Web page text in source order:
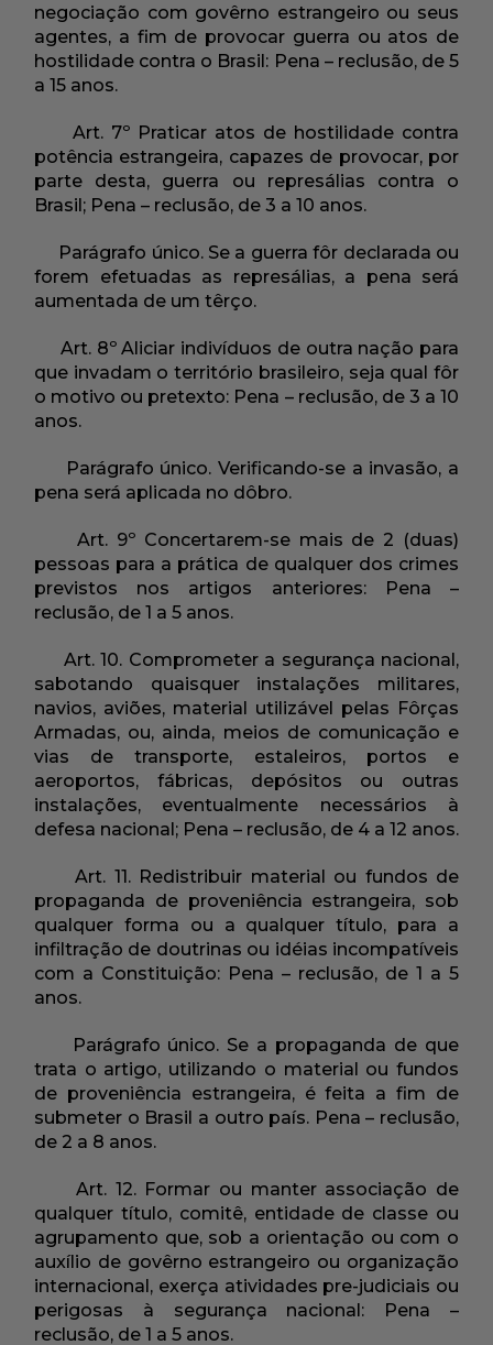
negociação com govêrno estrangeiro ou seus
agentes, a fim de provocar guerra ou atos de
hostilidade contra o Brasil: Pena – reclusão, de 5
a 15 anos.
Art. 7º Praticar atos de hostilidade contra
potência estrangeira, capazes de provocar, por
parte desta, guerra ou represálias contra o
Brasil; Pena – reclusão, de 3 a 10 anos.
Parágrafo único. Se a guerra fôr declarada ou
forem efetuadas as represálias, a pena será
aumentada de um têrço.
Art. 8º Aliciar indivíduos de outra nação para
que invadam o território brasileiro, seja qual fôr
o motivo ou pretexto: Pena – reclusão, de 3 a 10
anos.
Parágrafo único. Verificando-se a invasão, a
pena será aplicada no dôbro.
Art. 9º Concertarem-se mais de 2 (duas)
pessoas para a prática de qualquer dos crimes
previstos nos artigos anteriores: Pena –
reclusão, de 1 a 5 anos.
Art. 10. Comprometer a segurança nacional,
sabotando quaisquer instalações militares,
navios, aviões, material utilizável pelas Fôrças
Armadas, ou, ainda, meios de comunicação e
vias de transporte, estaleiros, portos e
aeroportos, fábricas, depósitos ou outras
instalações, eventualmente necessários à
defesa nacional; Pena – reclusão, de 4 a 12 anos.
Art. 11. Redistribuir material ou fundos de
propaganda de proveniência estrangeira, sob
qualquer forma ou a qualquer título, para a
infiltração de doutrinas ou idéias incompatíveis
com a Constituição: Pena – reclusão, de 1 a 5
anos.
Parágrafo único. Se a propaganda de que
trata o artigo, utilizando o material ou fundos
de proveniência estrangeira, é feita a fim de
submeter o Brasil a outro país. Pena – reclusão,
de 2 a 8 anos.
Art. 12. Formar ou manter associação de
qualquer título, comitê, entidade de classe ou
agrupamento que, sob a orientação ou com o
auxílio de govêrno estrangeiro ou organização
internacional, exerça atividades pre-judiciais ou
perigosas à segurança nacional: Pena –
reclusão, de 1 a 5 anos.